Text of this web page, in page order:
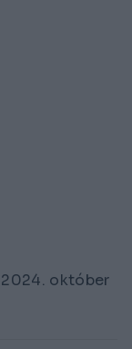
2024. október